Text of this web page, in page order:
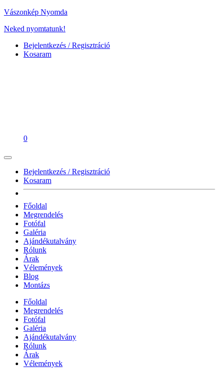
Vászonkép Nyomda
Neked nyomtatunk!
Bejelentkezés / Regisztráció
Kosaram
0
Bejelentkezés / Regisztráció
Kosaram
Főoldal
Megrendelés
Fotófal
Galéria
Ajándékutalvány
Rólunk
Árak
Vélemények
Blog
Montázs
Főoldal
Megrendelés
Fotófal
Galéria
Ajándékutalvány
Rólunk
Árak
Vélemények